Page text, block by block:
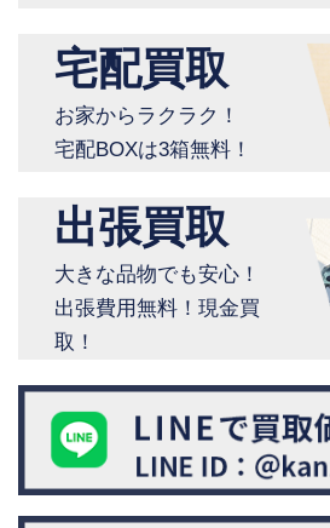
宅配買取
お家からラクラク！
宅配BOXは3箱無料！
出張買取
大きな品物でも安心！
出張費用無料！現金買
取！